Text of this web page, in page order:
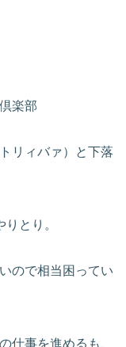
楽部
リィバァ）と下落
とり。
ので相当困ってい
仕事を進めるも、